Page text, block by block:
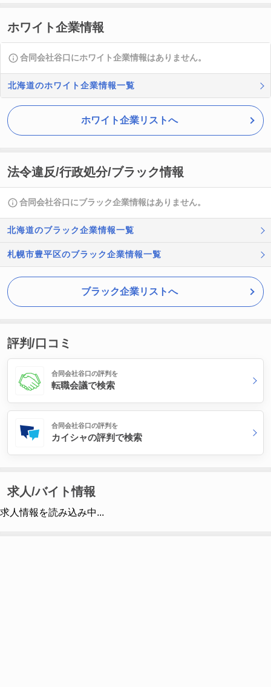
ホワイト企業情報
合同会社谷口にホワイト企業情報はありません。
北海道のホワイト企業情報一覧
ホワイト企業リストへ
法令違反/行政処分/ブラック情報
合同会社谷口にブラック企業情報はありません。
北海道のブラック企業情報一覧
札幌市豊平区のブラック企業情報一覧
ブラック企業リストへ
評判/口コミ
合同会社谷口の評判を
転職会議で検索
合同会社谷口の評判を
カイシャの評判で検索
求人/バイト情報
求人情報を読み込み中...